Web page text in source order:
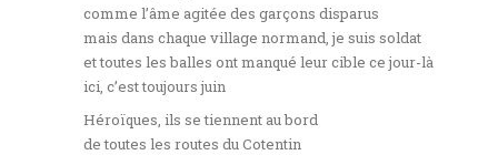
comme l’âme agitée des garçons disparus
mais dans chaque village normand, je suis soldat
et toutes les balles ont manqué leur cible ce jour-là
ici, c’est toujours juin
Héroïques, ils se tiennent au bord
de toutes les routes du Cotentin